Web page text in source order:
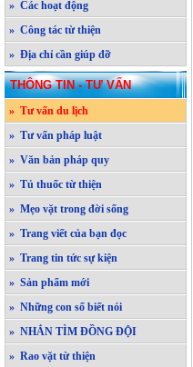
» Các hoạt động
» Công tác từ thiện
» Địa chỉ cần giúp đỡ
THÔNG TIN - TƯ VẤN
» Tư vấn du lịch
» Tư vấn pháp luật
» Văn bản pháp quy
» Tủ thuốc từ thiện
» Mẹo vặt trong đời sống
» Trang viết của bạn đọc
» Trang tin tức sự kiện
» Sản phẩm mới
» Những con số biết nói
» NHẮN TÌM ĐỒNG ĐỘI
» Rao vặt từ thiện